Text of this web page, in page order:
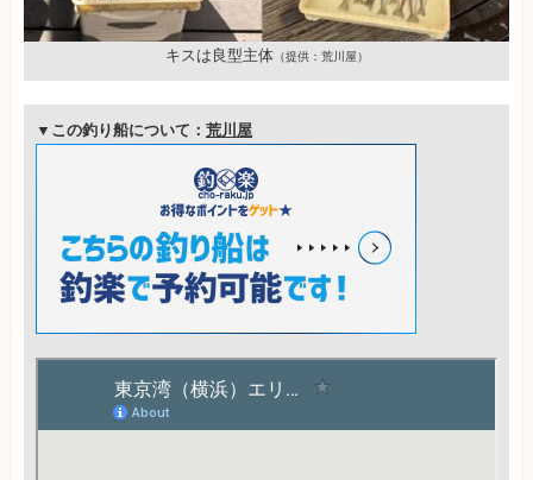
キスは良型主体（提供：荒川屋）
▼この釣り船について： 荒川屋